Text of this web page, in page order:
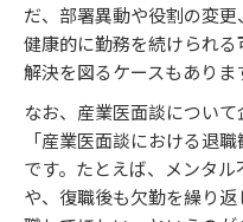
だ、部署異動や役割の変
健康的に勤務を続けられ
解決を図るケースもありま
なお、産業医面談について
「産業医面談における退
です。たとえば、メンタ
や、復職後も欠勤を繰り